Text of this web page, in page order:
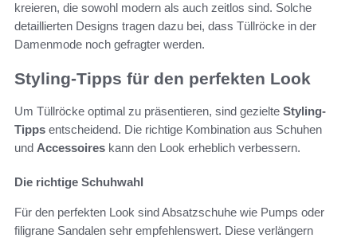
kreieren, die sowohl modern als auch zeitlos sind. Solche
detaillierten Designs tragen dazu bei, dass Tüllröcke in der
Damenmode noch gefragter werden.
Styling-Tipps für den perfekten Look
Um Tüllröcke optimal zu präsentieren, sind gezielte Styling-
Tipps entscheidend. Die richtige Kombination aus Schuhen
und Accessoires kann den Look erheblich verbessern.
Die richtige Schuhwahl
Für den perfekten Look sind Absatzschuhe wie Pumps oder
filigrane Sandalen sehr empfehlenswert. Diese verlängern